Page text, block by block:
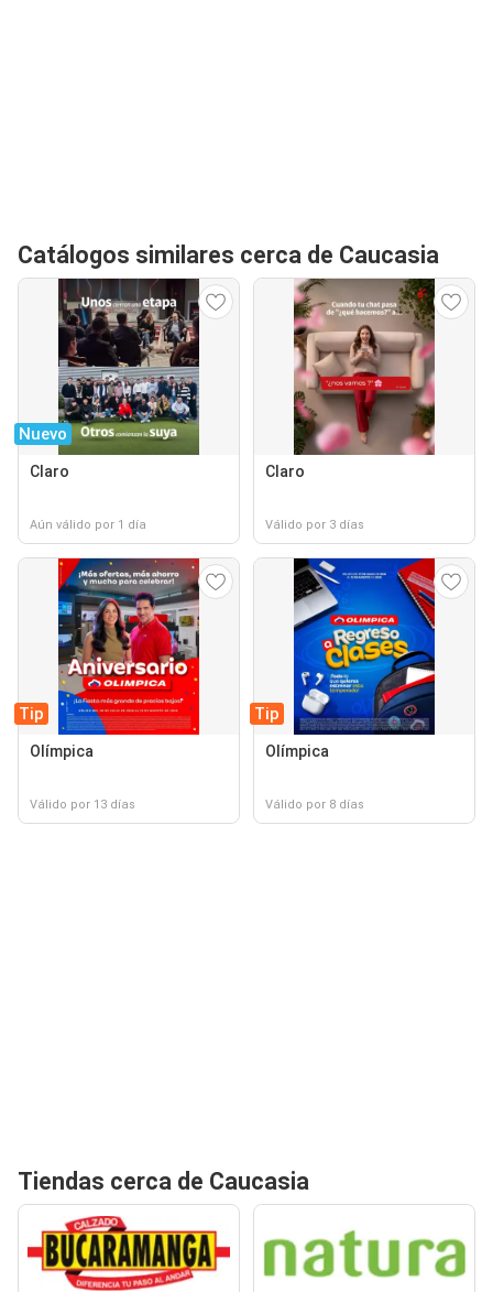
Catálogos similares cerca de Caucasia
Nuevo
Claro
Aún válido por 1 día
Claro
Válido por 3 días
Tip
Olímpica
Válido por 13 días
Tip
Olímpica
Válido por 8 días
Tiendas cerca de Caucasia